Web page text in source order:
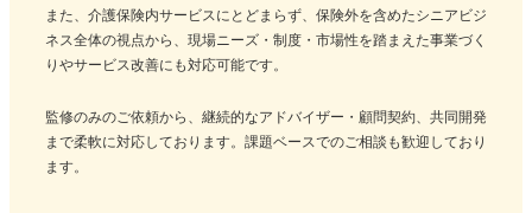
また、介護保険内サービスにとどまらず、保険外を含めたシニアビジ
ネス全体の視点から、現場ニーズ・制度・市場性を踏まえた事業づく
りやサービス改善にも対応可能です。
監修のみのご依頼から、継続的なアドバイザー・顧問契約、共同開発
まで柔軟に対応しております。課題ベースでのご相談も歓迎しており
ます。